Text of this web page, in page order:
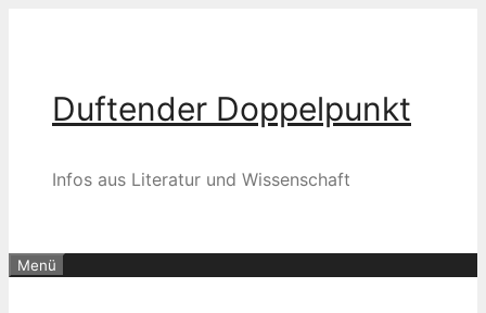
Duftender Doppelpunkt
Infos aus Literatur und Wissenschaft
Menü